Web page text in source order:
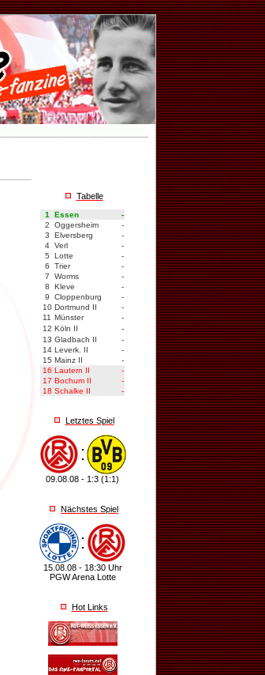
Tabelle
1 Essen
-
2
Oggersheim
-
3
Elversberg
-
4 Verl
-
5
Lotte
-
6
Trier
-
7
Worms
-
8
Kleve
-
9
Cloppenburg
-
10 Dortmund II
-
11 Münster
-
12 Köln II
-
13 Gladbach II
-
14 Leverk. II
-
15 Mainz II
-
16 Lautern II
-
17 Bochum II
-
18 Schalke II -
Letztes Spiel
09.08.08 - 1:3 (1:1)
Nächstes Spiel
15.08.08 - 18:30 Uhr
PGW Arena Lotte
Hot Links